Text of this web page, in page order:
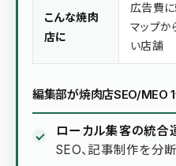
こんな焼肉
店に
広告費
マップ
い店舗
編集部が焼肉店SEO/MEO
ローカル集客の統合
SEO、記事制作を分